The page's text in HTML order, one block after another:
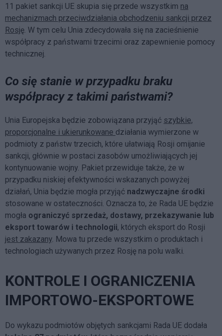
11 pakiet sankcji UE skupia się przede wszystkim na
mechanizmach przeciwdziałania obchodzeniu sankcji przez
Rosję. W tym celu Unia zdecydowała się na zacieśnienie
współpracy z państwami trzecimi oraz zapewnienie pomocy
technicznej.
Co się stanie w przypadku braku
współpracy z takimi państwami?
Unia Europejska będzie zobowiązana przyjąć szybkie,
proporcjonalne i ukierunkowane działania wymierzone w
podmioty z państw trzecich, które ułatwiają Rosji omijanie
sankcji, głównie w postaci zasobów umożliwiających jej
kontynuowanie wojny. Pakiet przewiduje także, że w
przypadku niskiej efektywności wskazanych powyżej
działań, Unia będzie mogła przyjąć nadzwyczajne środki
stosowane w ostateczności. Oznacza to, że Rada UE będzie
mogła ograniczyć sprzedaż, dostawy, przekazywanie lub
eksport towarów i technologii, których eksport do Rosji
jest zakazany. Mowa tu przede wszystkim o produktach i
technologiach używanych przez Rosję na polu walki.
KONTROLE I OGRANICZENIA
IMPORTOWO-EKSPORTOWE
Do wykazu podmiotów objętych sankcjami Rada UE dodała